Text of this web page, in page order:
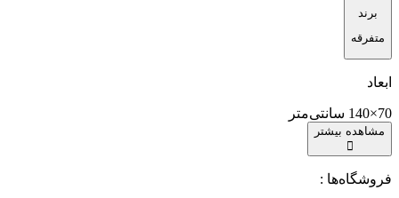
برند
متفرقه
ابعاد
70×140 سانتی‌متر
مشاهده بیشتر
فروشگاه‌ها :